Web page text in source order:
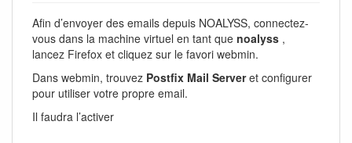
Afin d’envoyer des emails depuis NOALYSS, connectez-
vous dans la machine virtuel en tant que noalyss ,
lancez Firefox et cliquez sur le favori webmin.
Dans webmin, trouvez Postfix Mail Serveret configurer
pour utiliser votre propre email.
Il faudra l’activer